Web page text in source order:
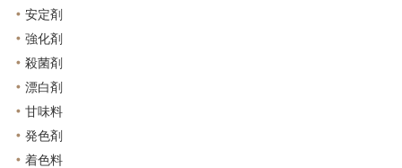
安定剤
強化剤
殺菌剤
漂白剤
甘味料
発色剤
着色料